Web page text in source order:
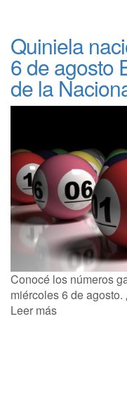
Quiniela
6 de agosto
de la
Conocé los números
miércoles 6 de
Leer más